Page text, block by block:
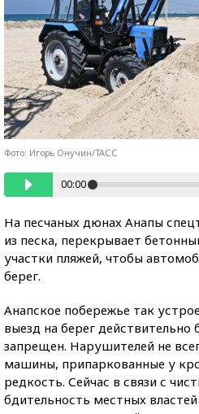
Фото: Игорь Онучин/ТАСС
00:00
На песчаных дюнах Анапы
из песка, перекрывает
участки пляжей, чтобы
берег.
Анапское побережье так
выезд на берег
запрещен. Нарушителей не
машины, припаркованные у
редкость. Сейчас в связи с
бдительность местных